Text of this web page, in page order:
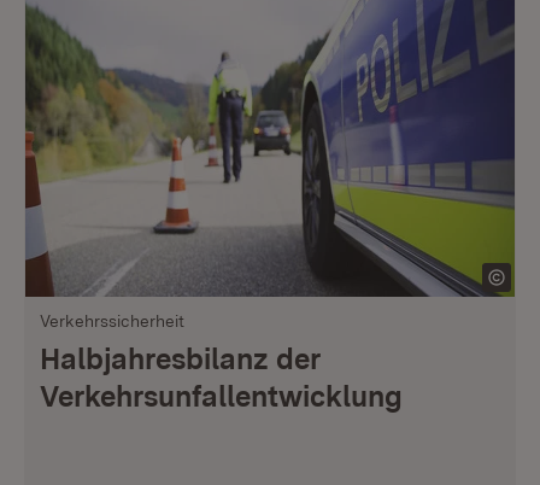
Verkehrssicherheit
Halbjahresbilanz der
Verkehrsunfallentwicklung